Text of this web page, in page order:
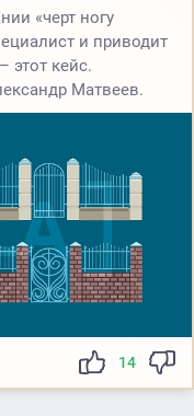
«черт ногу
и приводит
этот кейс.
Матвеев.
14